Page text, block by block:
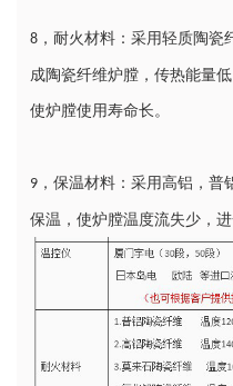
8 ，耐火材料：采用轻质陶瓷
成陶瓷纤维炉膛，传热能量
使炉膛使用寿命长。
9 ，保温材料：采用高铝，
保温，使炉膛温度流失少，